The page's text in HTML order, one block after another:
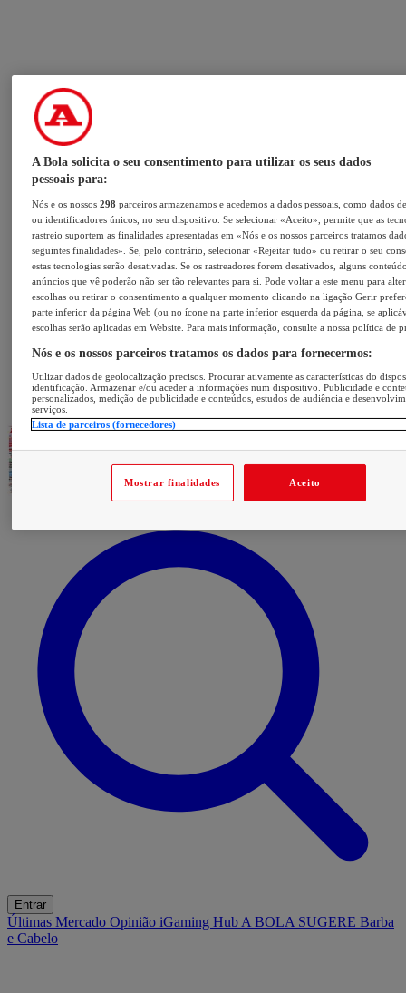
Entrar
Últimas Mercado Opinião iGaming Hub A BOLA SUGERE Barba
e Cabelo
A Bola solicita o seu consentimento para utilizar os seus dados
pessoais para:
Nós e os nossos298 parceiros armazenamos e acedemos a dados pessoais, como dados
ou identificadores únicos, no seu dispositivo. Se selecionar «Aceito», permite que as
rastreio suportem as finalidades apresentadas em «Nós e os nossos parceiros tratamos
seguintes finalidades». Se, pelo contrário, selecionar «Rejeitar tudo» ou retirar o seu
estas tecnologias serão desativadas. Se os rastreadores forem desativados, alguns
anúncios que vê poderão não ser tão relevantes para si. Pode voltar a este menu para
escolhas ou retirar o consentimento a qualquer momento clicando na ligação Gerir
parte inferior da página Web (ou no ícone na parte inferior esquerda da página, se
escolhas serão aplicadas em Website. Para mais informação, consulte a nossa política de
Nós e os nossos parceiros tratamos os dados para fornecermos:
Utilizar dados de geolocalização precisos. Procurar ativamente as características do
identificação. Armazenar e/ou aceder a informações num dispositivo. Publicidade e
personalizados, medição de publicidade e conteúdos, estudos de audiência e
serviços.
Lista de parceiros (fornecedores)
Mostrar finalidades Aceito